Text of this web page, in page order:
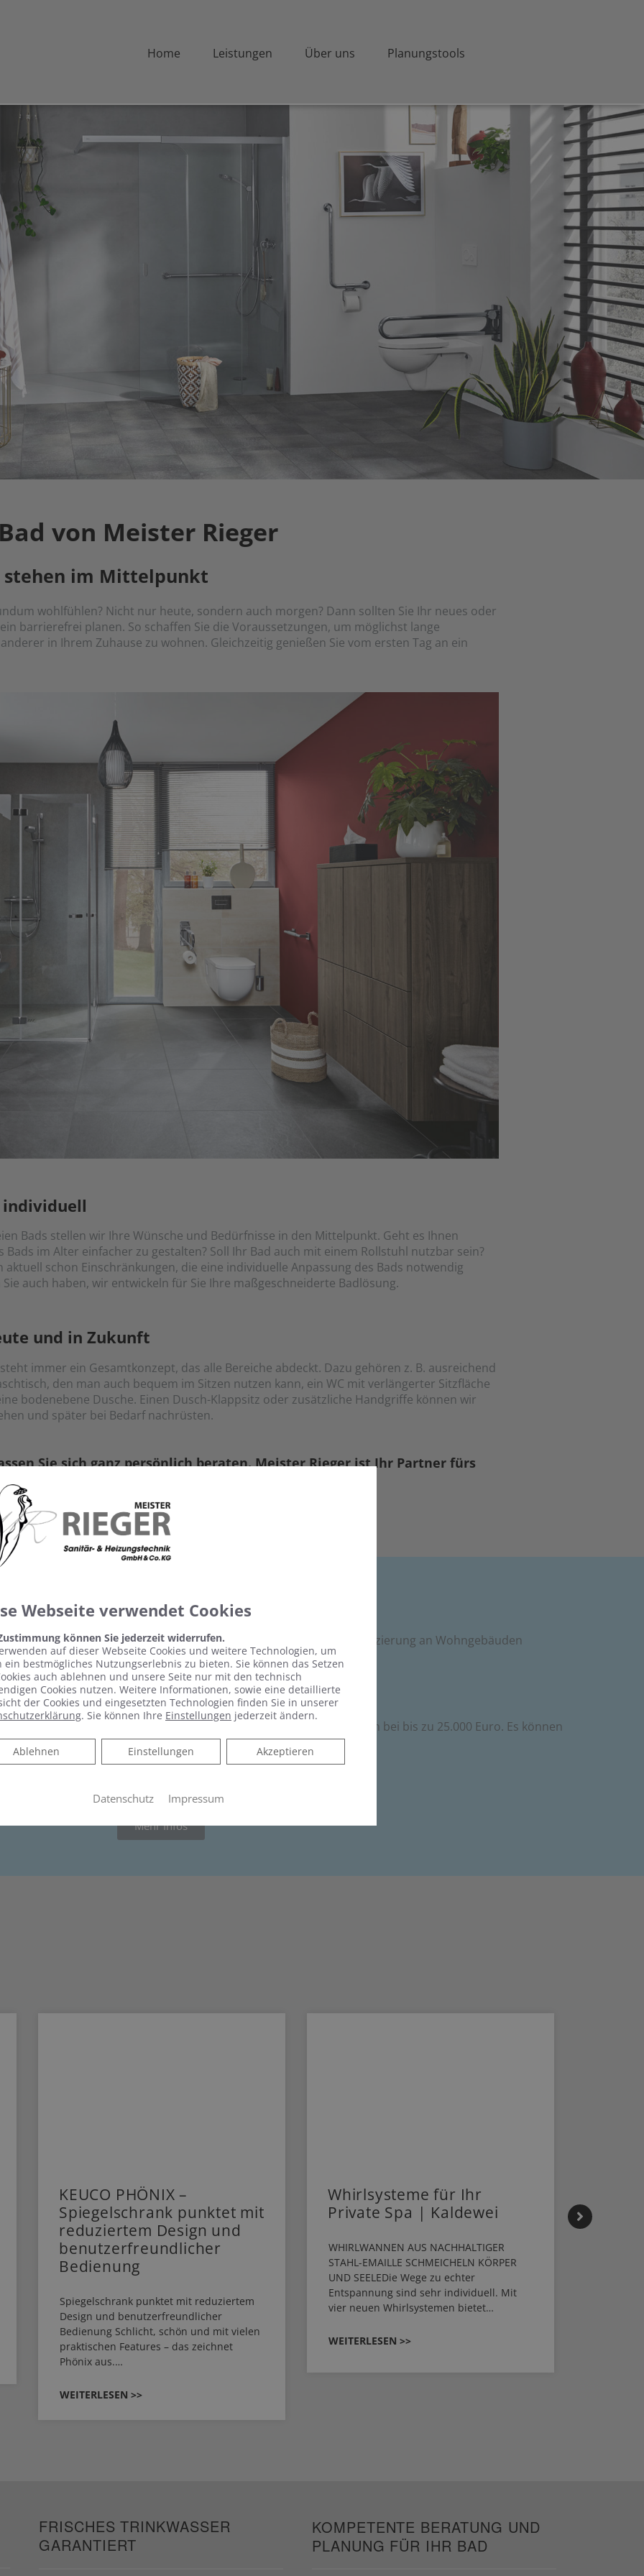
Home Leistungen Über uns Planungstools
von Meister Rieger
stehen im Mittelpunkt
wohlfühlen? Nicht nur heute, sondern auch morgen? Dann sollten Sie Ihr neues oder
barrierefrei planen. So schaffen Sie die Voraussetzungen, um möglichst lange
in Ihrem Zuhause zu wohnen. Gleichzeitig genießen Sie vom ersten Tag an ein
Bads stellen wir Ihre Wünsche und Bedürfnisse in den Mittelpunkt. Geht es Ihnen
im Alter einfacher zu gestalten? Soll Ihr Bad auch mit einem Rollstuhl nutzbar sein?
aktuell schon Einschränkungen, die eine individuelle Anpassung des Bads notwendig
auch haben, wir entwickeln für Sie Ihre maßgeschneiderte Badlösung.
und in Zukunft
immer ein Gesamtkonzept, das alle Bereiche abdeckt. Dazu gehören z. B. ausreichend
den man auch bequem im Sitzen nutzen kann, ein WC mit verlängerter Sitzfläche
bodenebene Dusche. Einen Dusch-Klappsitz oder zusätzliche Handgriffe können wir
und später bei Bedarf nachrüsten.
Sie sich ganz persönlich beraten. Meister Rieger ist Ihr Partner fürs
Badumbau wieder verfügbar
oder als Mieter wieder Zuschüsse für Maßnahmen zur Barrierereduzierung an Wohngebäuden
keine Liefer- und Leistungsverträge abgeschlossen hat.
als Berechnungsgrundlage für den Zuschuss liegen bei bis zu 25.000 Euro. Es können
werden, bis die Fördermittel aufgebraucht sind.
Mehr Infos
KEUCO PHÖNIX –
Spiegelschrank punktet mit
reduziertem Design und
benutzerfreundlicher
Bedienung
Spiegelschrank punktet mit reduziertem
Design und benutzerfreundlicher
Bedienung Schlicht, schön und mit vielen
praktischen Features – das zeichnet
Phönix aus.…
WEITERLESEN >>
Whirlsysteme für Ihr
Private Spa | Kaldewei
WHIRLWANNEN AUS NACHHALTIGER
STAHL-EMAILLE SCHMEICHELN KÖRPER
UND SEELEDie Wege zu echter
Entspannung sind sehr individuell. Mit
vier neuen Whirlsystemen bietet…
WEITERLESEN >>
FRISCHES TRINKWASSER
GARANTIERT
KOMPETENTE BERATUNG UND
PLANUNG FÜR IHR BAD
Webseite verwendet Cookies
können Sie jederzeit widerrufen.
auf dieser Webseite Cookies und weitere Technologien, um
ein bestmögliches Nutzungserlebnis zu bieten. Sie können das Setzen
auch ablehnen und unsere Seite nur mit den technisch
Cookies nutzen. Weitere Informationen, sowie eine detaillierte
der Cookies und eingesetzten Technologien finden Sie in unserer
. Sie können Ihre Einstellungen jederzeit ändern.
Akzeptieren
Einstellungen
Ablehnen
Ablehnen
Datenschutz Impressum